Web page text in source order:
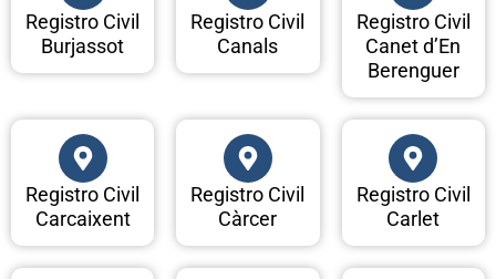
Registro Civil
Burjassot
Registro Civil
Canals
Registro Civil
Canet d’En
Berenguer
Registro Civil
Carcaixent
Registro Civil
Càrcer
Registro Civil
Carlet